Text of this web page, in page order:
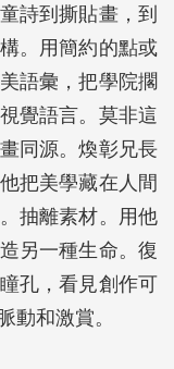
詩到撕貼畫，到
。用簡約的點或
語彙，把學院擱
覺語言。莫非這
同源。煥彰兄長
把美學藏在人間
抽離素材。用他
另一種生命。復
孔，看見創作可
動和激賞。